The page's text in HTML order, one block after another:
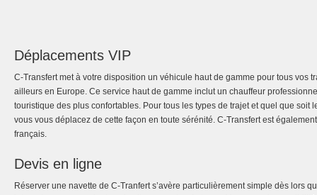
Déplacements VIP
C-Transfert met à votre disposition un véhicule haut de gamme pour tous vos
ailleurs en Europe. Ce service haut de gamme inclut un chauffeur
touristique des plus confortables. Pour tous les types de trajet et quel que soit
vous vous déplacez de cette façon en toute sérénité. C-Transfert est
français.
Devis en ligne
Réserver une navette de C-Tranfert s’avère particulièrement simple dès lors